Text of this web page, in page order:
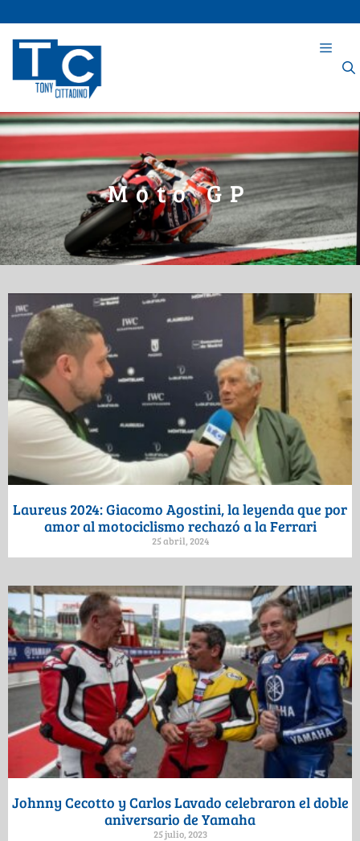
Moto GP
Laureus 2024: Giacomo Agostini, la leyenda que por
amor al motociclismo rechazó a la Ferrari
25 abril, 2024
Johnny Cecotto y Carlos Lavado celebraron el doble
aniversario de Yamaha
25 julio, 2023